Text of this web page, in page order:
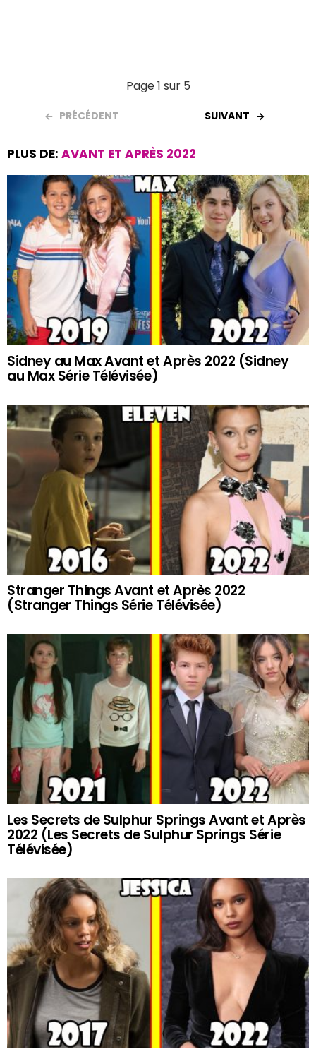
Page 1 sur 5
PRÉCÉDENT SUIVANT
PLUS DE: AVANT ET APRÈS 2022
Sidney au Max Avant et Après 2022 (Sidney
au Max Série Télévisée)
Stranger Things Avant et Après 2022
(Stranger Things Série Télévisée)
Les Secrets de Sulphur Springs Avant et Après
2022 (Les Secrets de Sulphur Springs Série
Télévisée)